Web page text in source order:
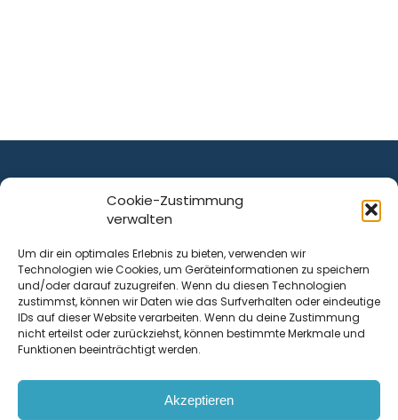
Cookie-Zustimmung
verwalten
Um dir ein optimales Erlebnis zu bieten, verwenden wir
Technologien wie Cookies, um Geräteinformationen zu speichern
und/oder darauf zuzugreifen. Wenn du diesen Technologien
zustimmst, können wir Daten wie das Surfverhalten oder eindeutige
IDs auf dieser Website verarbeiten. Wenn du deine Zustimmung
nicht erteilst oder zurückziehst, können bestimmte Merkmale und
Funktionen beeinträchtigt werden.
Akzeptieren
ist ein Service von
Krenn Real GmbH
Tischlerstraße 12
4050Traun| Österreich
Kontakt